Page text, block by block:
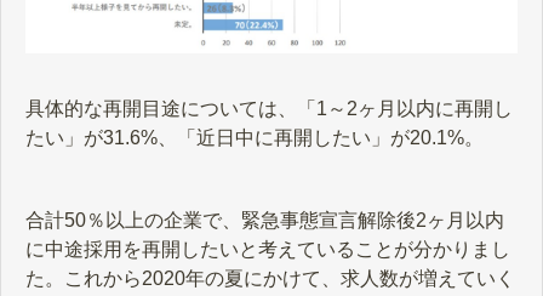
具体的な再開目途については、「1～2ヶ月以内に再開し
たい」が31.6%、「近日中に再開したい」が20.1%。
合計50％以上の企業で、緊急事態宣言解除後2ヶ月以内
に中途採用を再開したいと考えていることが分かりまし
た。これから2020年の夏にかけて、求人数が増えていく